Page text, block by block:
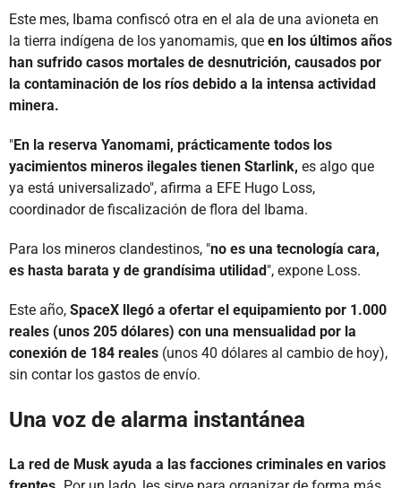
Este mes, Ibama confiscó otra en el ala de una avioneta en
la tierra indígena de los yanomamis, que en los últimos años
han sufrido casos mortales de desnutrición, causados por
la contaminación de los ríos debido a la intensa actividad
minera.
"En la reserva Yanomami, prácticamente todos los
yacimientos mineros ilegales tienen Starlink, es algo que
ya está universalizado", afirma a EFE Hugo Loss,
coordinador de fiscalización de flora del Ibama.
Para los mineros clandestinos, "no es una tecnología cara,
es hasta barata y de grandísima utilidad", expone Loss.
Este año, SpaceX llegó a ofertar el equipamiento por 1.000
reales (unos 205 dólares) con una mensualidad por la
conexión de 184 reales (unos 40 dólares al cambio de hoy),
sin contar los gastos de envío.
Una voz de alarma instantánea
La red de Musk ayuda a las facciones criminales en varios